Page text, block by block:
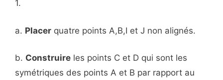
1.
a. Placer quatre points A,B,I et J non alignés.
b. Construire les points C et D qui sont les
symétriques des points A et B par rapport au